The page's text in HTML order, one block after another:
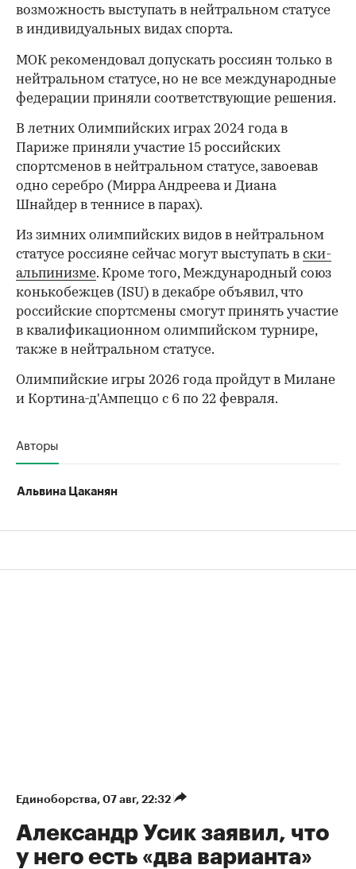
возможность выступать в нейтральном статусе
в индивидуальных видах спорта.
МОК рекомендовал допускать россиян только в
нейтральном статусе, но не все международные
федерации приняли соответствующие решения.
В летних Олимпийских играх 2024 года в
Париже приняли участие 15 российских
спортсменов в нейтральном статусе, завоевав
одно серебро (Мирра Андреева и Диана
Шнайдер в теннисе в парах).
Из зимних олимпийских видов в нейтральном
статусе россияне сейчас могут выступать в ски-
альпинизме. Кроме того, Международный союз
конькобежцев (ISU) в декабре объявил, что
российские спортсмены смогут принять участие
в квалификационном олимпийском турнире,
также в нейтральном статусе.
Олимпийские игры 2026 года пройдут в Милане
и Кортина-д'Ампеццо с 6 по 22 февраля.
Авторы
Альвина Цаканян
Единоборства⁠, 07 авг, 22:32
Александр Усик заявил, что
у него есть «два варианта»